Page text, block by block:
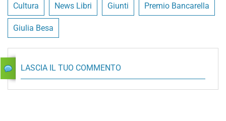
Cultura News Libri Giunti Premio Bancarella
Giulia Besa
LASCIA IL TUO COMMENTO